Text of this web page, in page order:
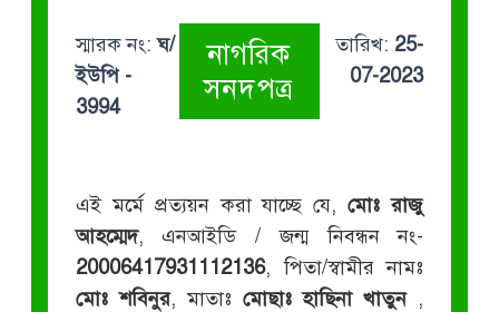
স্মারক নং:ঘ/
ইউপি -
3994
নাগরিক
সনদপত্র
তারিখ: 25-
07-2023
এই মর্মে প্রত্যয়ন করা যাচ্ছে যে,মোঃ রাজু
আহম্মেদ, এনআইডি / জন্ম নিবন্ধন নং-
20006417931112136, পিতা/স্বামীর নামঃ
মোঃ শবিনুর, মাতাঃ মোছাঃ হাছিনা খাতুন ,